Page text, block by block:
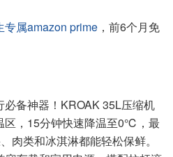
属amazon prime ，前6个月免
备神器！KROAK 35L压缩机
区，15分钟快速降温至0℃，最
类和冰淇淋都能轻松保鲜。